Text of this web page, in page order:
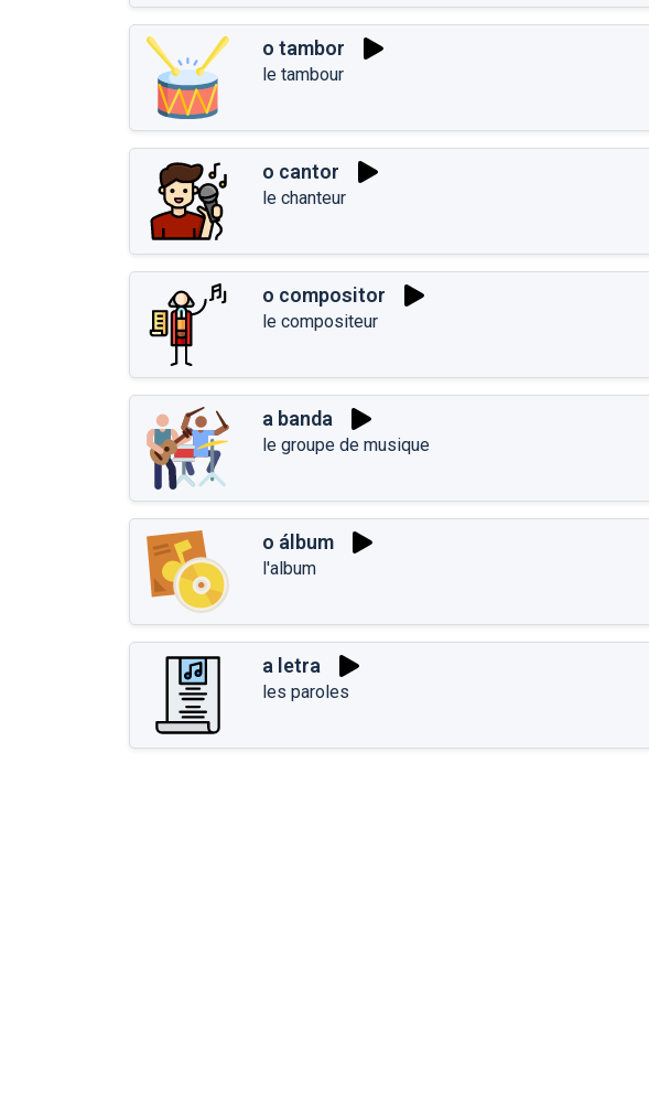
o tambor
le tambour
o cantor
le chanteur
o compositor
le compositeur
a banda
le groupe de musique
o álbum
l'album
a letra
les paroles